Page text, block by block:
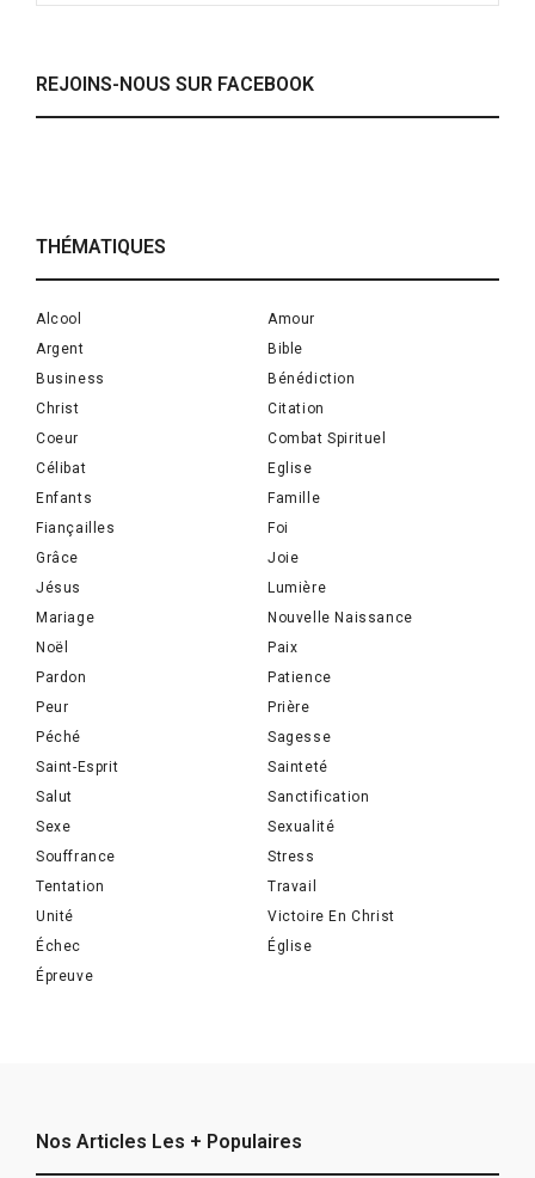
REJOINS-NOUS SUR FACEBOOK
THÉMATIQUES
Alcool
Amour
Argent
Bible
Business
Bénédiction
Christ
Citation
Coeur
Combat Spirituel
Célibat
Eglise
Enfants
Famille
Fiançailles
Foi
Grâce
Joie
Jésus
Lumière
Mariage
Nouvelle Naissance
Noël
Paix
Pardon
Patience
Peur
Prière
Péché
Sagesse
Saint-Esprit
Sainteté
Salut
Sanctification
Sexe
Sexualité
Souffrance
Stress
Tentation
Travail
Unité
Victoire En Christ
Échec
Église
Épreuve
Nos Articles Les + Populaires